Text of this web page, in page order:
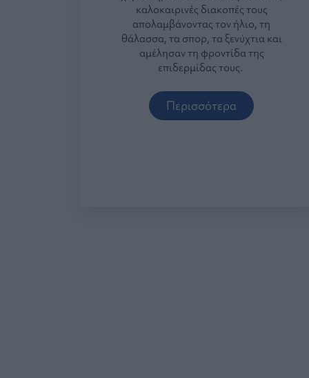
καλοκαιρινές διακοπές τους
απολαμβάνοντας τον ήλιο, τη
θάλασσα, τα σπορ, τα ξενύχτια και
αμέλησαν τη φροντίδα της
επιδερμίδας τους.
Περισσότερα